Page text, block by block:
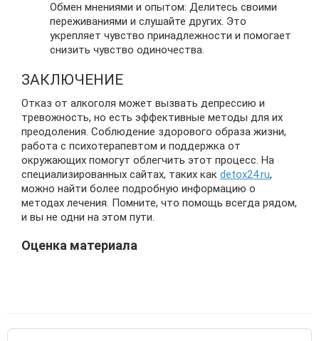
Обмен мнениями и опытом: Делитесь своими
переживаниями и слушайте других. Это
укрепляет чувство принадлежности и помогает
снизить чувство одиночества.
ЗАКЛЮЧЕНИЕ
Отказ от алкоголя может вызвать депрессию и
тревожность, но есть эффективные методы для их
преодоления. Соблюдение здорового образа жизни,
работа с психотерапевтом и поддержка от
окружающих помогут облегчить этот процесс. На
специализированных сайтах, таких как detox24.ru,
можно найти более подробную информацию о
методах лечения. Помните, что помощь всегда рядом,
и вы не одни на этом пути.
Оценка материала